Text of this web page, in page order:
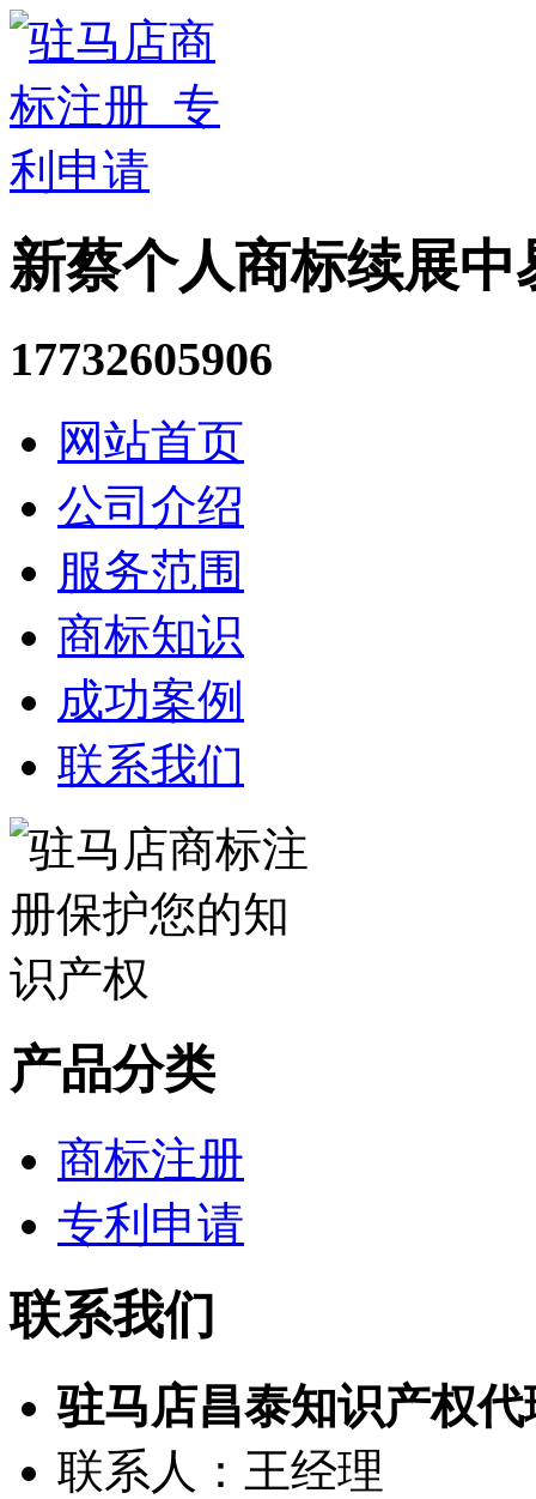
新蔡个人商标续展
17732605906
网站首页
公司介绍
服务范围
商标知识
成功案例
联系我们
产品分类
商标注册
专利申请
联系我们
驻马店昌泰知识产权
联系人：王经理